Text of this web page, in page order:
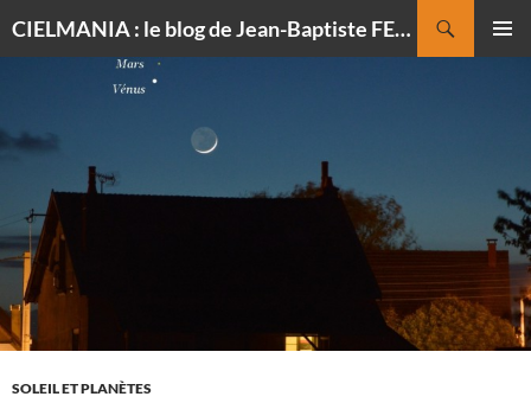
CIELMANIA : le blog de Jean-Baptiste FELDMANN, photographe du ciel
SOLEIL ET PLANÈTES